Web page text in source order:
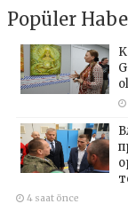
Popüler
4 saat önce